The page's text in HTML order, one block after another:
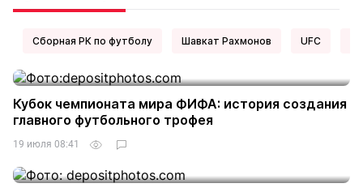
Сборная РК по футболу Шавкат Рахмонов UFC
Кубок чемпионата мира ФИФА: история создания
главного футбольного трофея
19 июля 08:41